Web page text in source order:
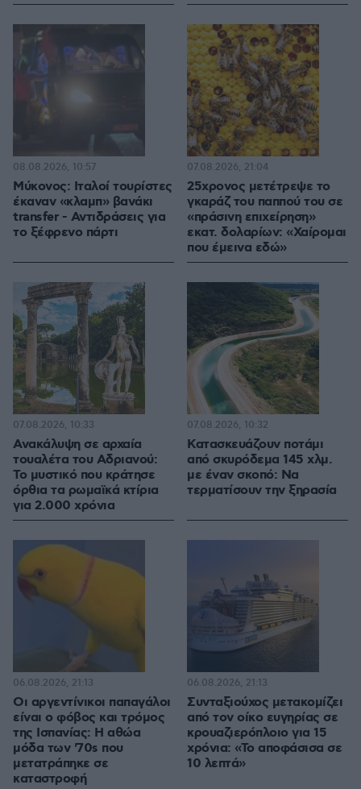
Μύκονος: Ιταλοί τουρίστες
έκαναν «κλαμπ» βανάκι
transfer - Αντιδράσεις για
το ξέφρενο πάρτι
08.08.2026, 10:57
25χρονος μετέτρεψε το
γκαράζ του παππού του σε
«πράσινη επιχείρηση»
εκατ. δολαρίων: «Χαίρομαι
που έμεινα εδώ»
07.08.2026, 21:04
Ανακάλυψη σε αρχαία
τουαλέτα του Αδριανού:
Το μυστικό που κράτησε
όρθια τα ρωμαϊκά κτίρια
για 2.000 χρόνια
07.08.2026, 10:33
Κατασκευάζουν ποτάμι
από σκυρόδεμα 145 χλμ.
με έναν σκοπό: Να
τερματίσουν την ξηρασία
07.08.2026, 10:32
Οι αργεντίνικοι παπαγάλοι
είναι ο φόβος και τρόμος
της Ισπανίας: Η αθώα
μόδα των '70s που
μετατράπηκε σε
καταστροφή
06.08.2026, 21:13
Συνταξιούχος μετακομίζει
από τον οίκο ευγηρίας σε
κρουαζιερόπλοιο για 15
χρόνια: «Το αποφάσισα σε
10 λεπτά»
06.08.2026, 21:13